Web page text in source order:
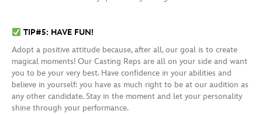
TIP#5: HAVE FUN!
Adopt a positive attitude because, after all, our goal is to create
magical moments! Our Casting Reps are all on your side and want
you to be your very best. Have confidence in your abilities and
believe in yourself: you have as much right to be at our audition as
any other candidate. Stay in the moment and let your personality
shine through your performance.